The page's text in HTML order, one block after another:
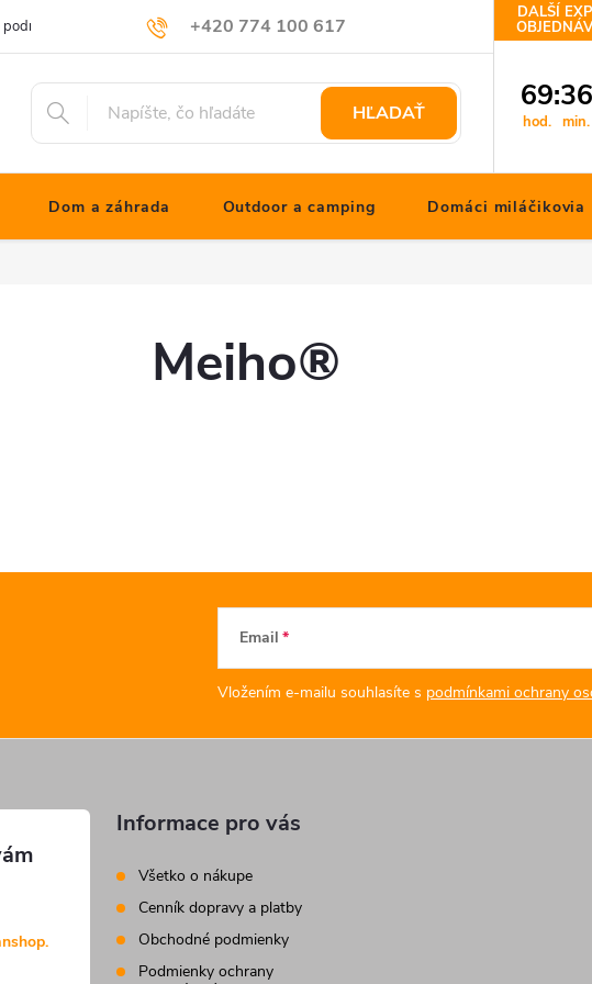
+420 774 100 617
info@jonathanshop.cz
Podmienky ochrany osobných údajov Blog JONATHNshop.cz
HĽADAŤ
DALŠÍ
69
hod.
:36
min.
Dom a záhrada Outdoor a camping Domáci miláčikovia
Meiho®
Email
Vložením e-mailu souhlasíte s podmínkami ochrany
Informace pro vás
Všetko o nákupe
Cenník dopravy a platby
Obchodné podmienky
Podmienky ochrany